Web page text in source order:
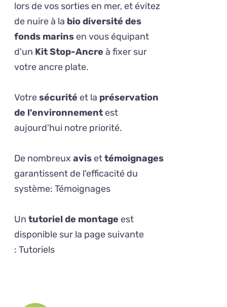
lors de vos sorties en mer, et évitez
de nuire à la bio diversité des
fonds marins en vous équipant
d'un Kit Stop-Ancre à fixer sur
votre ancre plate.
Votresécurité et la préservation
de l'environnement est
aujourd'hui notre priorité.
De nombreuxavis ettémoignages
garantissent de l'efficacité du
système:Témoignages
Untutoriel de montage est
disponible sur la page suivante
:Tutoriels